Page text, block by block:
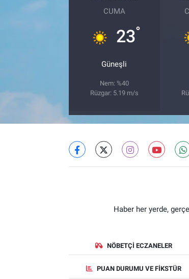
CUMA
23°
Güneşli
Nem: %40
Rüzgar: 5.19 m/s
Haber her yerde,
NÖBETÇI ECZANELER
PUAN DURUMU VE FIKSTÜR